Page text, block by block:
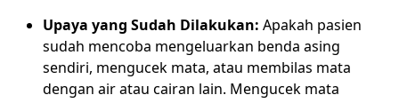
Upaya yang Sudah Dilakukan: Apakah pasien
sudah mencoba mengeluarkan benda asing
sendiri, mengucek mata, atau membilas mata
dengan air atau cairan lain. Mengucek mata